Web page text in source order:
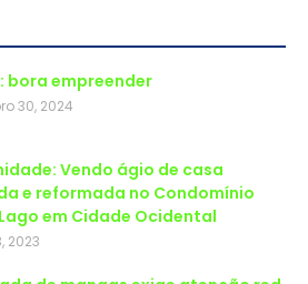
bora empreender
30, 2024
Vendo ágio de casa
e reformada no Condomínio
em Cidade Ocidental
2023